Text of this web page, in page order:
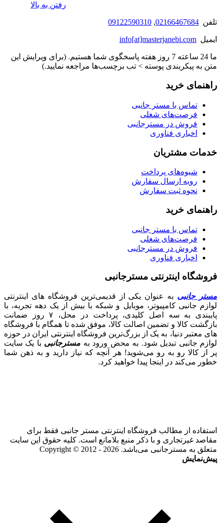
رفتن به بالا
تلفن 02166467684
,
09122590310
ایمیل info[at]masterjanebi.com
ما 24 ساعته 7 روز هفته پاسخگوی شما هستیم. (برای ویرایش این
متن به پیکربندی پوسته > تب برچسب‌ها مراجعه نمایید.)
راهنمای خرید
تماس با مستر جانبی
فرصت‌های شغلی
فروش در مسترجانبی
اخباری فناوری
خدمات مشتریان
شیوه‌های پرداخت
رویه ارسال سفارش
نحوه ثبت سفارش
راهنمای خرید
تماس با مستر جانبی
فرصت‌های شغلی
فروش در مسترجانبی
اخباری فناوری
فروشگاه اینترنتی مسترجانبی
مستر جانبی به عنوان یکی از قدیمی‌ترین فروشگاه های اینترنتی
لوازم جانبی کامپیوتر، موبایل و شبکه با بیش از یک دهه تجربه، با
پایبندی به سه اصل کلیدی، پرداخت در محل، ۷ روز ضمانت
بازگشت کالا و تضمین اصالت کالا، موفق شده تا همگام با فروشگاه‌
های معتبر دنیا، به یک از بزرگ‌ترین فروشگاه اینترنتی ایران در حوزه
لوازم جانبی تبدیل شود. به محض ورود به مسترجانبی با یک سایت
پر از کالا رو به رو می‌شوید! هر آنچه که نیاز دارید و به ذهن شما
خطور می‌کند در اینجا پیدا خواهید کرد.
استفاده از مطالب فروشگاه اینترنتی مستر جانبی فقط برای
مقاصد غیرتجاری و با ذکر منبع بلامانع است. کلیه حقوق این سایت
متعلق به مسترجانبی می‌باشد. Copyright © 2012 - 2026
پیش‌نمایش